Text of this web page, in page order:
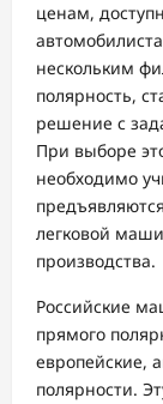
ценам,
нескольким
полярность,
решение с
При выборе
необходимо
легковой
производства.
Российские
прямого
европейские,
полярности.